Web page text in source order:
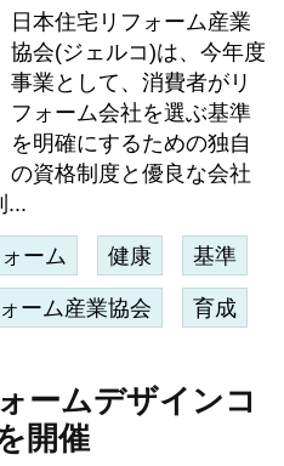
日本住宅リフォーム産業
協会(ジェルコ)は、今年度
事業として、消費者がリ
フォーム会社を選ぶ基準
を明確にするための独自
の資格制度と優良な会社
...
ーム 健康 基準
ーム産業協会 育成
ームデザインコ
開催